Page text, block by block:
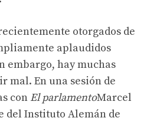
otorgados de
aplaudidos
embargo, hay muchas
mal. En una sesión de
con El parlamentoMarcel
del Instituto Alemán de